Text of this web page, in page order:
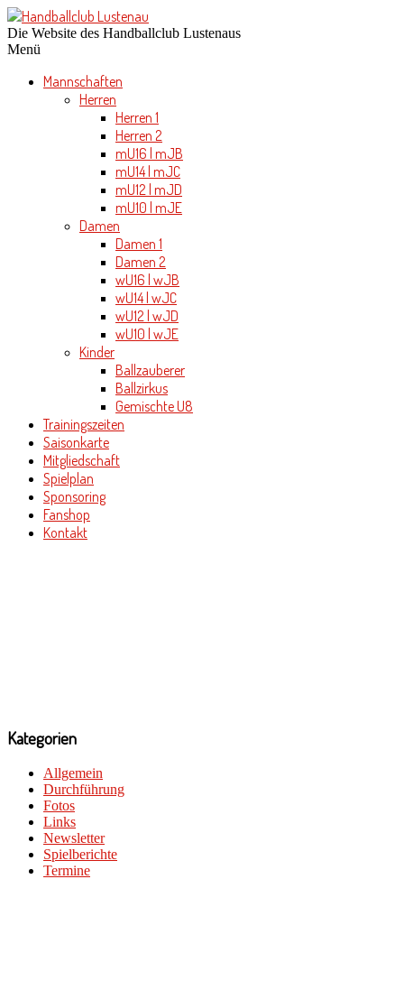
Die Website des Handballclub Lustenaus
Menü
Mannschaften
Herren
Herren 1
Herren 2
mU16 | mJB
mU14 | mJC
mU12 | mJD
mU10 | mJE
Damen
Damen 1
Damen 2
wU16 | wJB
wU14 | wJC
wU12 | wJD
wU10 | wJE
Kinder
Ballzauberer
Ballzirkus
Gemischte U8
Trainingszeiten
Saisonkarte
Mitgliedschaft
Spielplan
Sponsoring
Fanshop
Kontakt
Kategorien
Allgemein
Durchführung
Fotos
Links
Newsletter
Spielberichte
Termine